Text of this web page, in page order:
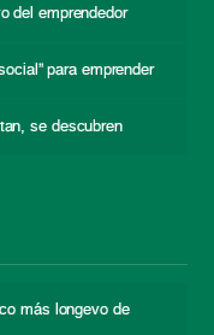
del emprendedor
para emprender
se descubren
más longevo de